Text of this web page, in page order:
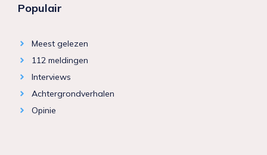
Populair
Meest gelezen
112 meldingen
Interviews
Achtergrondverhalen
Opinie